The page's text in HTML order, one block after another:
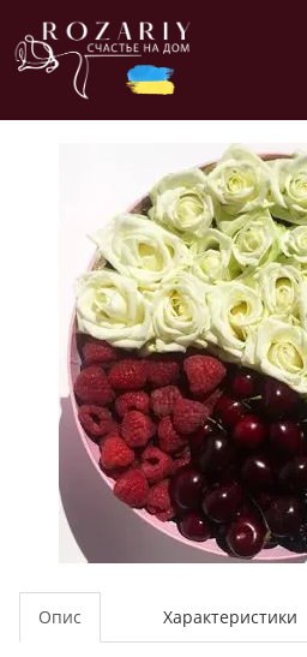
Опис Характеристики